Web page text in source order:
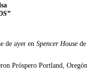
de ayer en Spencer House
Próspero Portland,